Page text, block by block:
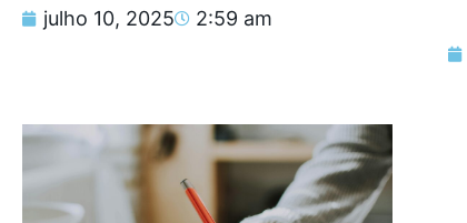
julho 10, 2025 2:59 am